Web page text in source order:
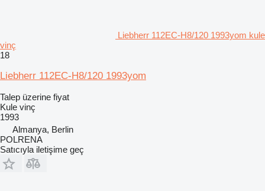
Liebherr 112EC-H8/120 1993yom kule
vinç
18
Liebherr 112EC-H8/120 1993yom
Talep üzerine fiyat
Kule vinç
1993
Almanya, Berlin
POLRENA
Satıcıyla iletişime geç